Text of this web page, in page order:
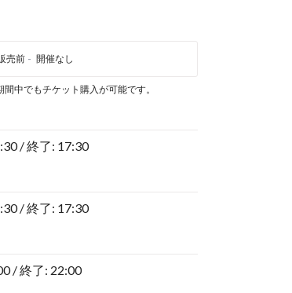
売前 - 開催なし
中でもチケット購入が可能です。
/ 終了: 17:30
/ 終了: 17:30
/ 終了: 22:00